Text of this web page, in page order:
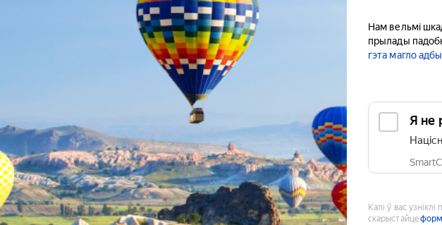
Нам вельмі
прылады
гэта магло
Я не
Калі ў вас
скарыстайце